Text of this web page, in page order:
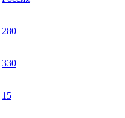
280
330
15